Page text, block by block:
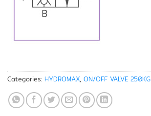
Categories: HYDROMAX, ON/OFF VALVE 250KG